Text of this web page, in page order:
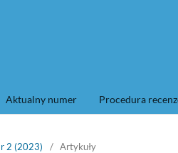
Aktualny numer Procedura
2 (2023) / Artykuły